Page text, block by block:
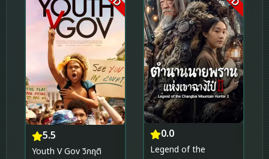
5.5
Youth V Gov วิกฤติ
0.0
Legend of the